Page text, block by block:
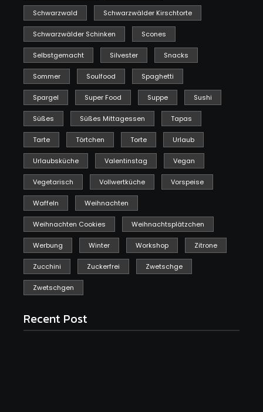
Schwarzwald Schwarzwälder Kirschtorte
Schwarzwälder Schinken Scones
Selbstgemacht Silvester Snacks
Sommer Soulfood Spaghetti
Spargel Super Food Suppe Sushi
Süßes Süßes Mittagessen Tapas
Tarte Törtchen Torte Urlaub
Urlaubsküche Valentinstag Vegan
Vegetarisch Vollwertküche Vorspeise
Waffeln Weihnachten
Weihnachten Cookies Weihnachtsplätzchen
Werbung Winter Workshop Zitrone
Zucchini Zuckerfrei Zwetschge
Zwetschgen
Recent Post